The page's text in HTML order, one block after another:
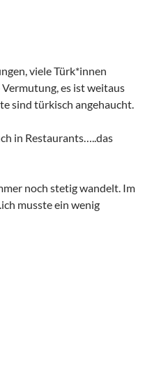
viele Türk*innen
es ist weitaus
sind türkisch angehaucht.
in Restaurants…..das
noch stetig wandelt. Im
musste ein wenig